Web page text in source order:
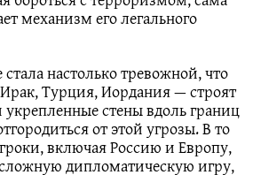
механизм его легального
настолько тревожной, что
Турция, Иордания — строят
стены вдоль границ
от этой угрозы. В то
включая Россию и Европу,
дипломатическую игру,